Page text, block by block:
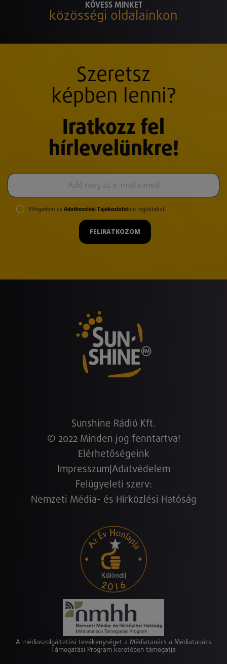
KÖVESS MINKET
közösségi oldalainkon
Szeretsz
képben lenni?
Iratkozz fel
hírlevelünkre!
Elfogadom az Adatkezelési Tájékoztatóban foglaltakat.
FELIRATKOZOM
Sunshine Rádió Kft.
© 2022 Minden jog fenntartva!
Elérhetőségeink
Impresszum Adatvédelem
Felügyeleti szerv:
Nemzeti Média- és Hírközlési Hatóság
A médiaszolgáltatási tevékenységet a Médiatanács a Médiatanács
Támogatási Program keretében támogatja